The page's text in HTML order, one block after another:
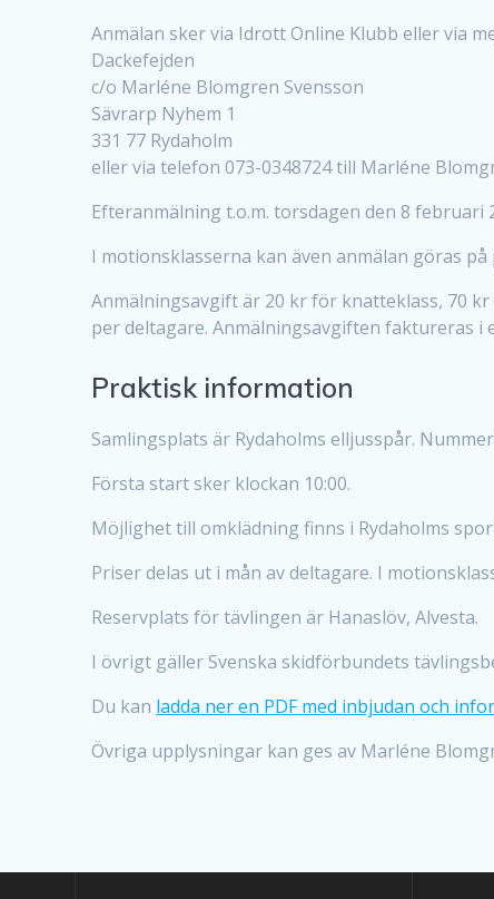
Anmälan sker via Idrott Online Klubb eller via
Dackefejden
c/o Marléne Blomgren Svensson
Sävrarp Nyhem 1
331 77 Rydaholm
eller via telefon 073-0348724 till Marléne
Efteranmälning t.o.m. torsdagen den 8 februari
I motionsklasserna kan även anmälan göras
Anmälningsavgift är 20 kr för knatteklass, 70
per deltagare. Anmälningsavgiften faktureras i
Praktisk information
Samlingsplats är Rydaholms elljusspår.
Första start sker klockan 10:00.
Möjlighet till omklädning finns i Rydaholms
Priser delas ut i mån av deltagare. I
Reservplats för tävlingen är Hanaslöv, Alvesta.
I övrigt gäller Svenska skidförbundets
Du kan ladda ner en PDF med inbjudan och
Övriga upplysningar kan ges av Marléne